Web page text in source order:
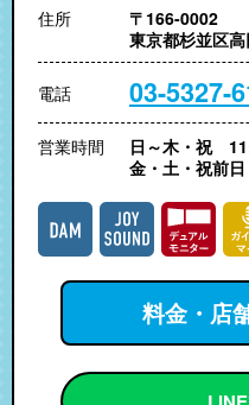
住所
〒166-0002
東京都杉並区
電話 03-5327-
営業時間
日～木・祝
金・土・祝前
料金・店